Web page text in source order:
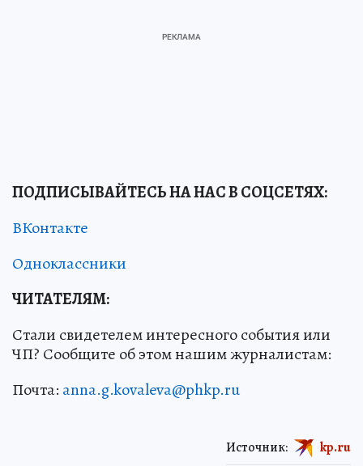
ПОДПИСЫВАЙТЕСЬ НА НАС В СОЦСЕТЯХ:
ВКонтакте
Одноклассники
ЧИТАТЕЛЯМ:
Стали свидетелем интересного события или
ЧП? Сообщите об этом нашим журналистам:
Почта: anna.g.kovaleva@phkp.ru
Источник: kp.ru